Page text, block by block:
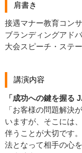
肩書き
接遇マナー教育コン
ブランディングアド
大会スピーチ・ステ
講演内容
「成功への鍵を握る
「お客様の問題解決
いますが、そこには
伴うことが大切です
法となって相手の心